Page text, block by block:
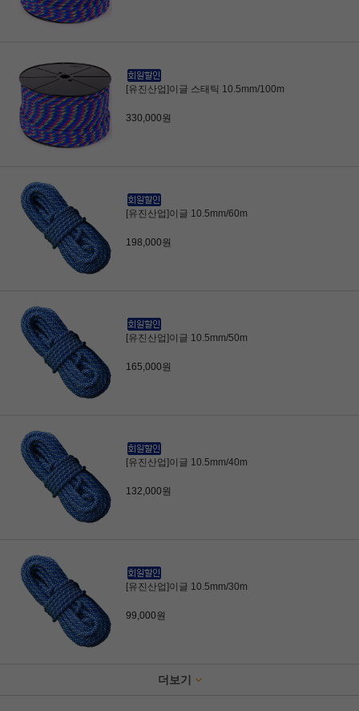
[유진산업]이글 스태틱 10.5mm/100m
330,000원
[유진산업]이글 10.5mm/60m
198,000원
[유진산업]이글 10.5mm/50m
165,000원
[유진산업]이글 10.5mm/40m
132,000원
[유진산업]이글 10.5mm/30m
99,000원
더보기